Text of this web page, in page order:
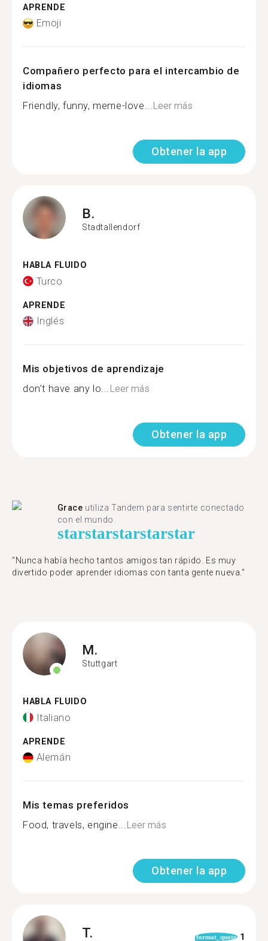
APRENDE
Emoji
Compañero perfecto para el intercambio de
idiomas
Friendly, funny, meme-love...Leer más
Obtener la app
B.
Stadtallendorf
HABLA FLUIDO
Turco
APRENDE
Inglés
Mis objetivos de aprendizaje
don’t have any lo...Leer más
Obtener la app
Grace utiliza Tandem para sentirte conectado
con el mundo.
starstarstarstarstar
"Nunca había hecho tantos amigos tan rápido. Es muy
divertido poder aprender idiomas con tanta gente nueva."
M.
Stuttgart
HABLA FLUIDO
Italiano
APRENDE
Alemán
Mis temas preferidos
Food, travels, engine...Leer más
Obtener la app
T. format_quote 1